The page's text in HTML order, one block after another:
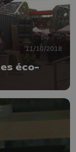
11/10/2018
éco-